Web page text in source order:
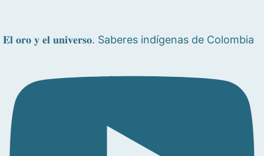
𝐄𝐥 𝐨𝐫𝐨 𝐲 𝐞𝐥 𝐮𝐧𝐢𝐯𝐞𝐫𝐬𝐨. Saberes indígenas de Colombia